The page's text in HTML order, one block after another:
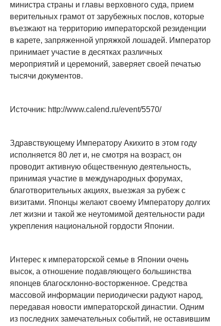
министра страны и главы верховного суда, прием
верительных грамот от зарубежных послов, которые
въезжают на территорию императорской резиденции
в карете, запряженной упряжкой лошадей. Император
принимает участие в десятках различных
мероприятий и церемоний, заверяет своей печатью
тысячи документов.
Источник: http://www.calend.ru/event/5570/
Здравствующему Императору Акихито в этом году
исполняется 80 лет и, не смотря на возраст, он
проводит активную общественную деятельность,
принимая участие в международных форумах,
благотворительных акциях, выезжая за рубеж с
визитами. Японцы желают своему Императору долгих
лет жизни и такой же неутомимой деятельности ради
укрепления национальной гордости Японии.
Интерес к императорской семье в Японии очень
высок, а отношение подавляющего большинства
японцев благосклонно-восторженное. Средства
массовой информации периодически радуют народ,
передавая новости императорской династии. Одним
из последних замечательных событий, не оставившим